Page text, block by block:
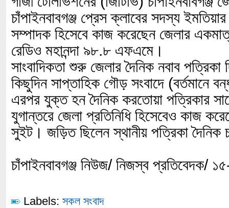
চাঁপাইনবাবগঞ্জ প্রেস ক্লাবের সদস্য
সম্পাদক হিসেবে কাজ করেছেন জেলার
রেডিও মহানন্দা ৯৮.৮ এফএমে।
সাংবাদিকতা শুরু জেলার দৈনিক নবাব
কিছুদিন সাপ্তাহিক গৌড় সংবাদে (বর্তমানে
এরপর যুক্ত হন দৈনিক করতোয়া পত্রিকার
যুগান্তরে জেলা প্রতিনিধি হিসেবেও কাজ
সুইট। জড়িত ছিলেন স্থানীয় পত্রিকা দৈনিক
চাঁপাইনবাবগঞ্জ নিউজ/ নিজস্ব প্রতিবেদক/
Labels: সকল সংবাদ